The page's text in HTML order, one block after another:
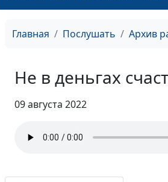
Главная Послушать Архив
Не в деньгах
09 августа 2022